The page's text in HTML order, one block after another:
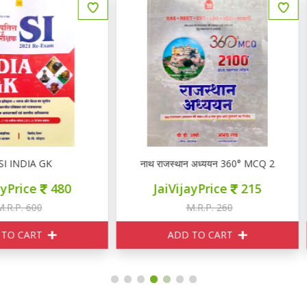
राजस्थान अध्ययन 360° MCQ 2100+ प्रश्न व्याख्या सहित
JaiVijayPrice
M.R.P. 260
ADD TO CART
नाथ बेसिक & सीनियर कंप्यूटर
JaiVijayPrice
M.R.P. 400
ADD TO CART